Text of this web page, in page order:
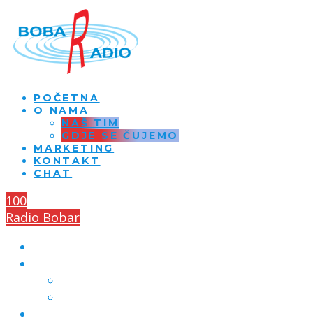
POČETNA
O NAMA
NAŠ TIM
GDJE SE ČUJEMO
MARKETING
KONTAKT
CHAT
100
Radio Bobar